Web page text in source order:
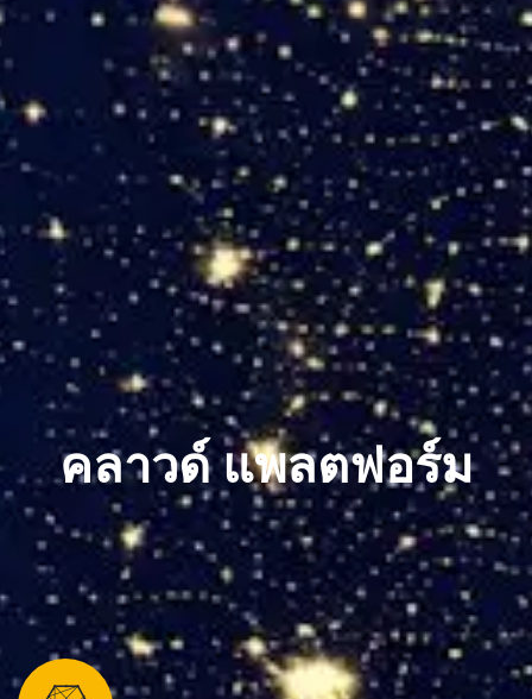
คลาวด์ แพลตฟอร์ม